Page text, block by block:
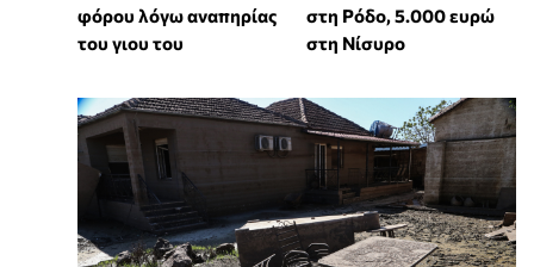
φόρου λόγω αναπηρίας
του γιου του
στη Ρόδο, 5.000 ευρώ
στη Νίσυρο